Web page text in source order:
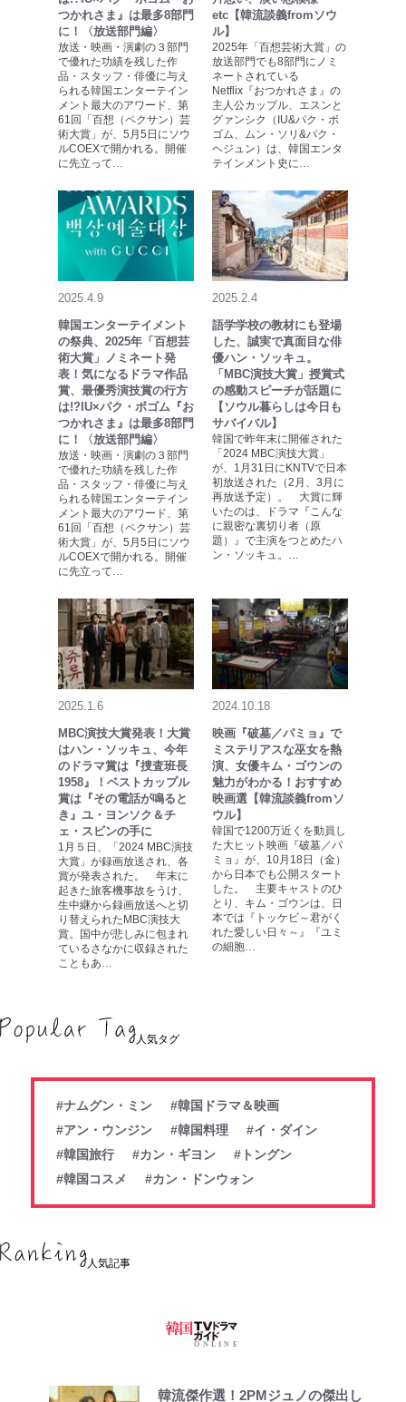
つかれさま』は最多8部門
に！〈放送部門編〉
放送・映画・演劇の３部門
で優れた功績を残した作
品・スタッフ・俳優に与え
られる韓国エンターテイン
メント最大のアワード、第
61回「百想（ペクサン）芸
術大賞」が、5月5日にソウ
ルCOEXで開かれる。開催
に先立って…
etc【韓流談義fromソウ
ル】
2025年「百想芸術大賞」の
放送部門でも8部門にノミ
ネートされている
Netflix『おつかれさま』の
主人公カップル、エスンと
グァンシク（IU&パク・ボ
ゴム、ムン・ソリ&パク・
ヘジュン）は、韓国エンタ
テインメント史に…
2025.4.9
韓国エンターテイメント
の祭典、2025年「百想芸
術大賞」ノミネート発
表！気になるドラマ作品
賞、最優秀演技賞の行方
は!?IU×パク・ボゴム『お
つかれさま』は最多8部門
に！〈放送部門編〉
放送・映画・演劇の３部門
で優れた功績を残した作
品・スタッフ・俳優に与え
られる韓国エンターテイン
メント最大のアワード、第
61回「百想（ペクサン）芸
術大賞」が、5月5日にソウ
ルCOEXで開かれる。開催
に先立って…
2025.2.4
語学学校の教材にも登場
した、誠実で真面目な俳
優ハン・ソッキュ。
「MBC演技大賞」授賞式
の感動スピーチが話題に
【ソウル暮らしは今日も
サバイバル】
韓国で昨年末に開催された
「2024 MBC演技大賞」
が、1月31日にKNTVで日本
初放送された（2月、3月に
再放送予定）。 大賞に輝
いたのは、ドラマ『こんな
に親密な裏切り者（原
題）』で主演をつとめたハ
ン・ソッキュ。…
2025.1.6
MBC演技大賞発表！大賞
はハン・ソッキュ、今年
のドラマ賞は『捜査班長
1958』！ベストカップル
賞は『その電話が鳴ると
き』ユ・ヨンソク＆チ
ェ・スビンの手に
1月５日、「2024 MBC演技
大賞」が録画放送され、各
賞が発表された。 年末に
起きた旅客機事故をうけ、
生中継から録画放送へと切
り替えられたMBC演技大
賞。国中が悲しみに包まれ
ているさなかに収録された
こともあ…
2024.10.18
映画『破墓／パミョ』で
ミステリアスな巫女を熱
演、女優キム・ゴウンの
魅力がわかる！おすすめ
映画選【韓流談義fromソ
ウル】
韓国で1200万近くを動員し
た大ヒット映画『破墓／パ
ミョ』が、10月18日（金）
から日本でも公開スタート
した。 主要キャストのひ
とり、キム・ゴウンは、日
本では『トッケビ～君がく
れた愛しい日々～』『ユミ
の細胞…
人気タグ
#ナムグン・ミン
#韓国ドラマ＆映画
#アン・ウンジン
#韓国料理
#イ・ダイン
#韓国旅行
#カン・ギヨン
#トングン
#韓国コスメ
#カン・ドンウォン
人気記事
韓流傑作選！2PMジュノの傑出し